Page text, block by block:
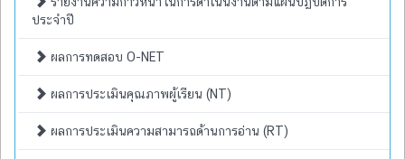
ประจำปี
ผลการทดสอบ O-NET
ผลการประเมินคุณภาพผู้เรียน (NT)
ผลการประเมินความสามารถด้านการอ่าน (RT)